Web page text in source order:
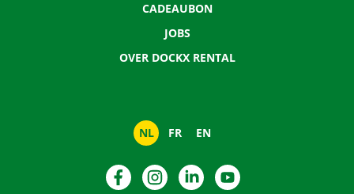
CADEAUBON
JOBS
OVER DOCKX RENTAL
NL FR EN
FacebookInstagramLinkedIn